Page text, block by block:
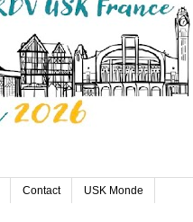
Contact USK Monde